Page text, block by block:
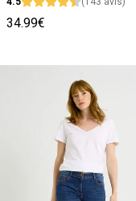
34.99€